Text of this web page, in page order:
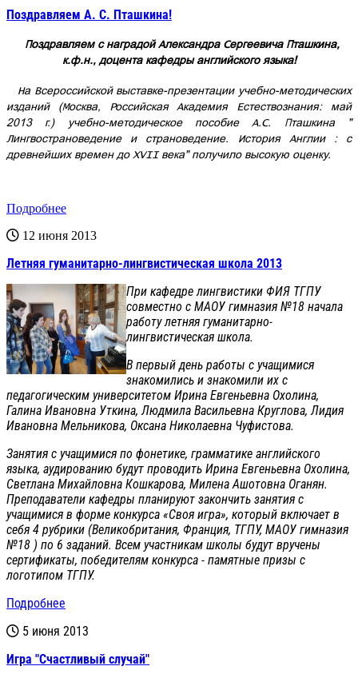
Поздравляем А. С. Пташкина!
Поздравляем с наградой Александра Сергеевича Пташкина,
к.ф.н., доцента кафедры английского языка!
На Всероссийской выставке-презентации учебно-методических
изданий (Москва, Российская Академия Естествознания: май
2013 г.) учебно-методическое пособие А.С. Пташкина "
Лингвострановедение и страноведение. История Англии : с
древнейших времен до XVII века" получило высокую оценку.
Подробнее
12 июня 2013
Летняя гуманитарно-лингвистическая школа 2013
При кафедре лингвистики ФИЯ ТГПУ
совместно с МАОУ гимназия №18 начала
работу летняя гуманитарно-
лингвистическая школа.
В первый день работы с учащимися
знакомились и знакомили их с
педагогическим университетом Ирина Евгеньевна Охолина,
Галина Ивановна Уткина, Людмила Васильевна Круглова, Лидия
Ивановна Мельникова, Оксана Николаевна Чуфистова.
Занятия с учащимися по фонетике, грамматике английского
языка, аудированию будут проводить Ирина Евгеньевна Охолина,
Светлана Михайловна Кошкарова, Милена Ашотовна Оганян.
Преподаватели кафедры планируют закончить занятия с
учащимися в форме конкурса «Своя игра», который включает в
себя 4 рубрики (Великобритания, Франция, ТГПУ, МАОУ гимназия
№18 ) по 6 заданий. Всем участникам школы будут вручены
сертификаты, победителям конкурса - памятные призы с
логотипом ТГПУ.
Подробнее
5 июня 2013
Игра "Счастливый случай"